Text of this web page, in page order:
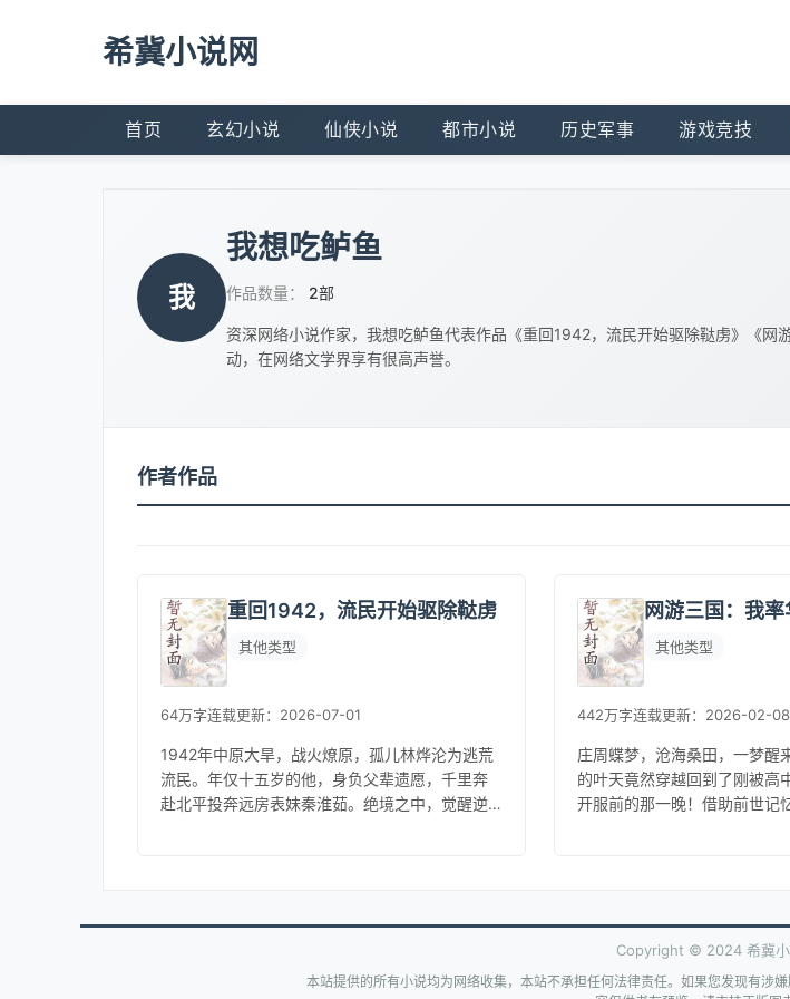
希冀小说网
首页 玄幻小说 仙侠小说 都市小说 历史军事 游戏竞技
我
我想吃鲈鱼
作品数量： 2部
资深网络小说作家，我想吃鲈鱼代表作品《重回1942，流民开始驱除鞑虏》《
动，在网络文学界享有很高声誉。
作者作品
重回1942，流民开始驱除鞑虏
其他类型
64万字连载更新：2026-07-01
1942年中原大旱，战火燎原，孤儿林烨沦为逃荒
流民。年仅十五岁的他，身负父辈遗愿，千里奔
赴北平投奔远房表妹秦淮茹。绝境之中，觉醒逆
网游三国：我率
其他类型
442万字连载更新：2026-02-08
庄周蝶梦，沧海桑田，一梦醒
的叶天竟然穿越回到了刚被高
开服前的那一晚！借助前世记
Copyright © 2024 希冀小
本站提供的所有小说均为网络收集，本站不承担任何法律责任。如果您发现有涉